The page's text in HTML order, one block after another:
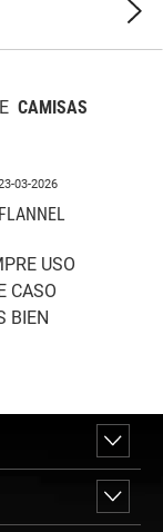
CAMISAS
03-2026
USO
CASO
BIEN